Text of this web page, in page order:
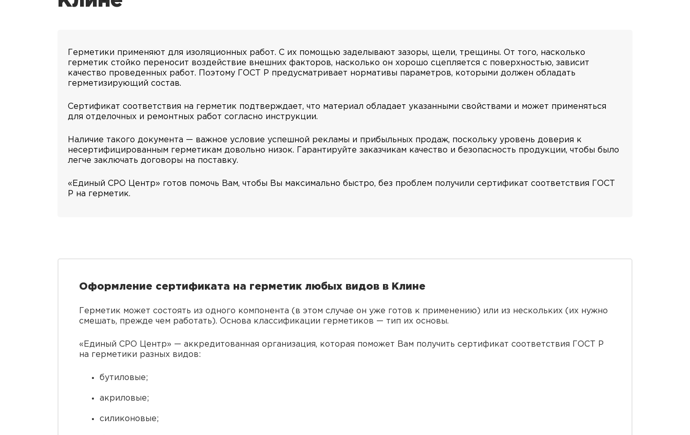
Герметики применяют для изоляционных работ. С их помощью заделывают зазоры, щели, трещины. От того, насколько
герметик стойко переносит воздействие внешних факторов, насколько он хорошо сцепляется с поверхностью, зависит
качество проведенных работ. Поэтому ГОСТ Р предусматривает нормативы параметров, которыми должен обладать
герметизирующий состав.
Сертификат соответствия на герметик подтверждает, что материал обладает указанными свойствами и может применяться
для отделочных и ремонтных работ согласно инструкции.
Наличие такого документа — важное условие успешной рекламы и прибыльных продаж, поскольку уровень доверия к
несертифицированным герметикам довольно низок. Гарантируйте заказчикам качество и безопасность продукции, чтобы было
легче заключать договоры на поставку.
«Единый СРО Центр» готов помочь Вам, чтобы Вы максимально быстро, без проблем получили сертификат соответствия ГОСТ
Р на герметик.
Оформление сертификата на герметик любых видов в Клине
Герметик может состоять из одного компонента (в этом случае он уже готов к применению) или из нескольких (их нужно
смешать, прежде чем работать). Основа классификации герметиков — тип их основы.
«Единый СРО Центр» — аккредитованная организация, которая поможет Вам получить сертификат соответствия ГОСТ Р
на герметики разных видов:
бутиловые;
акриловые;
силиконовые;